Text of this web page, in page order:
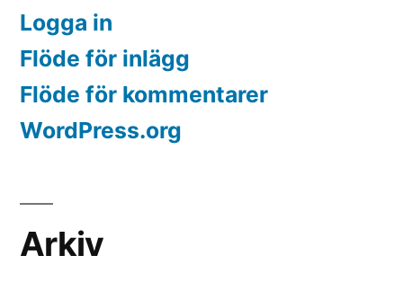
Logga in
Flöde för inlägg
Flöde för kommentarer
WordPress.org
Arkiv